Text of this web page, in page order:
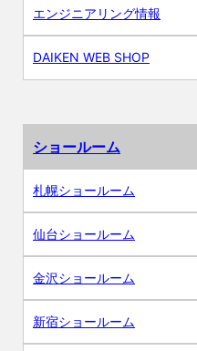
エンジニアリング情報
DAIKEN WEB SHOP
ショールーム
札幌ショールーム
仙台ショールーム
金沢ショールーム
新宿ショールーム